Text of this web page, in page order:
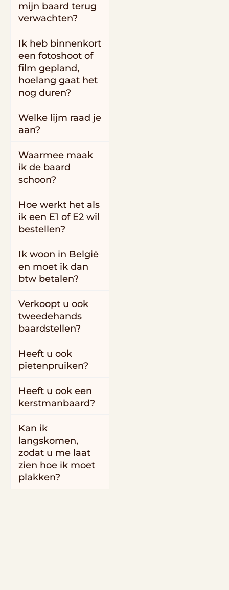
mijn baard terug
verwachten?
Ik heb binnenkort
een fotoshoot of
film gepland,
hoelang gaat het
nog duren?
Welke lijm raad je
aan?
Waarmee maak
ik de baard
schoon?
Hoe werkt het als
ik een E1 of E2 wil
bestellen?
Ik woon in België
en moet ik dan
btw betalen?
Verkoopt u ook
tweedehands
baardstellen?
Heeft u ook
pietenpruiken?
Heeft u ook een
kerstmanbaard?
Kan ik
langskomen,
zodat u me laat
zien hoe ik moet
plakken?